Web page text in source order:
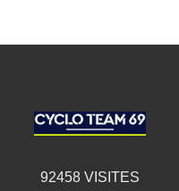
92458VISITES